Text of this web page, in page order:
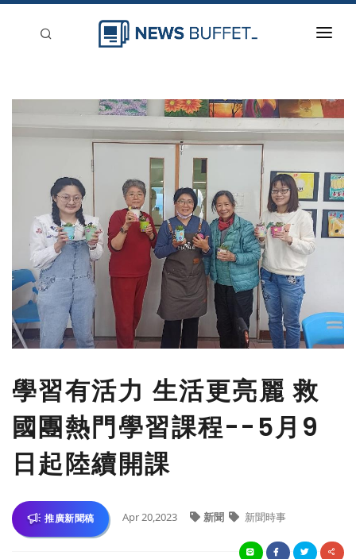
學習有活力 生活更亮麗 救
國團熱門學習課程--5月9
日起陸續開課
推廣新聞稿 Apr 20,2023 新聞 新聞時事